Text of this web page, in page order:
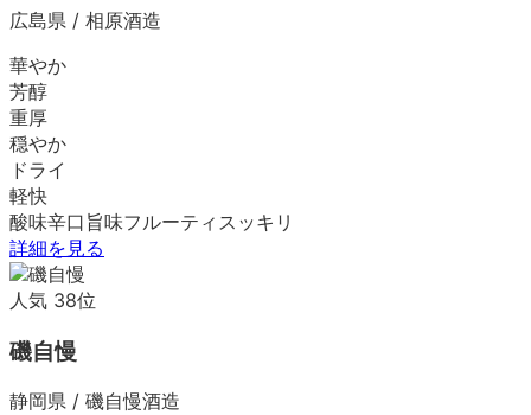
広島県 / 相原酒造
華やか
芳醇
重厚
穏やか
ドライ
軽快
酸味辛口 旨味フルーティ スッキリ
詳細を見る
人気 38位
磯自慢
静岡県 / 磯自慢酒造